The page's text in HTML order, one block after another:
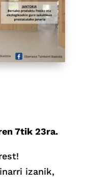
7tik 23ra.
izanik,